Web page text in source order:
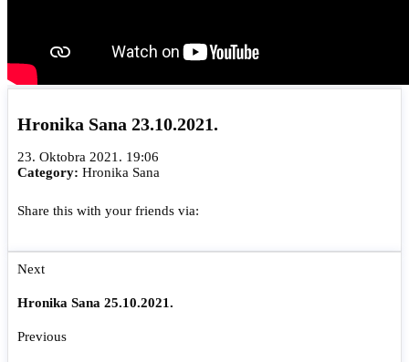
Hronika Sana 23.10.2021.
23. Oktobra 2021. 19:06
Category: Hronika Sana
Share this with your friends via:
Next
Hronika Sana 25.10.2021.
Previous